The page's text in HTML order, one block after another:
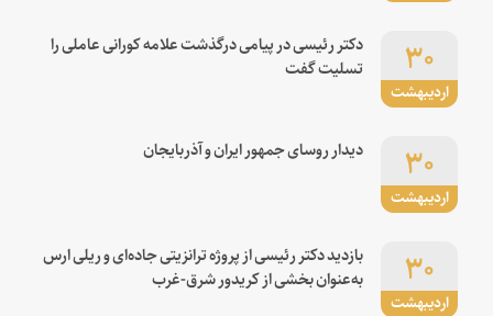
اردیبهشت
۳۰
دکتر رئیسی در پیامی درگذشت علامه کورانی عاملی را
تسلیت گفت
اردیبهشت
۳۰ دیدار روسای جمهور ایران و آذربایجان
اردیبهشت
۳۰
بازدید دکتر رئیسی از پروژه ترانزیتی جاده‌ای و ریلی ارس
به‌عنوان بخشی از کریدور شرق-غرب